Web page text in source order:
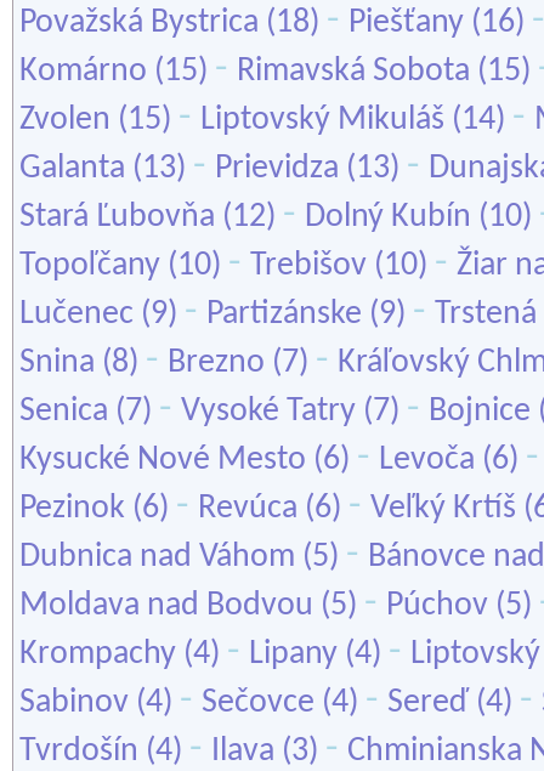
Považská Bystrica (18) - Piešťany (16)
Komárno (15) - Rimavská Sobota (15)
Zvolen (15) - Liptovský Mikuláš (14) -
Galanta (13) - Prievidza (13) -
Stará Ľubovňa (12) - Dolný Kubín (10)
Topoľčany (10) - Trebišov (10) - Žiar
Lučenec (9) - Partizánske (9) - Trstená
Snina (8) - Brezno (7) - Kráľovský
Senica (7) - Vysoké Tatry (7) - Bojnice
Kysucké Nové Mesto (6) - Levoča (6)
Pezinok (6) - Revúca (6) - Veľký Krtíš
Dubnica nad Váhom (5) - Bánovce
Moldava nad Bodvou (5) - Púchov (5)
Krompachy (4) - Lipany (4) -
Sabinov (4) - Sečovce (4) - Sereď (4) -
Tvrdošín (4) - Ilava (3) - Chminianska